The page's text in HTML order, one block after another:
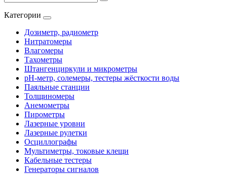
Категории
Дозиметр, радиометр
Нитратомеры
Влагомеры
Тахометры
Штангенциркули и микрометры
pH-метр, солемеры, тестеры жёсткости воды
Паяльные станции
Толщиномеры
Анемометры
Пирометры
Лазерные уровни
Лазерные рулетки
Осциллографы
Мультиметры, токовые клещи
Кабельные тестеры
Генераторы сигналов